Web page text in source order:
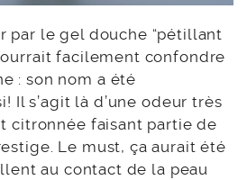
par le gel douche “pétillant
facilement confondre
: son nom a été
Il s’agit là d’une odeur très
citronnée faisant partie de
Le must, ça aurait été
au contact de la peau